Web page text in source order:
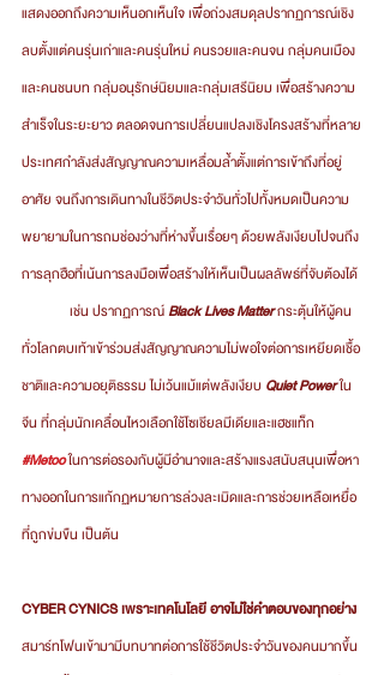
แสดงออกถึงความเห็นอกเห็นใจ เพื่อถ่วงสมดุลปรากฏการณ์เชิง
ลบตั้งแต่คนรุ่นเก่าและคนรุ่นใหม่ คนรวยและคนจน กลุ่มคนเมือง
และคนชนบท กลุ่มอนุรักษ์นิยมและกลุ่มเสรีนิยม เพื่อสร้างความ
สำเร็จในระยะยาว ตลอดจนการเปลี่ยนแปลงเชิงโครงสร้างที่หลาย
ประเทศกำลังส่งสัญญาณความเหลื่อมล้ำตั้งแต่การเข้าถึงที่อยู่
อาศัย จนถึงการเดินทางในชีวิตประจำวันทั่วไปทั้งหมดเป็นความ
พยายามในการถมช่องว่างที่ห่างขึ้นเรื่อยๆ ด้วยพลังเงียบไปจนถึง
การลุกฮือที่เน้นการลงมือเพื่อสร้างให้เห็นเป็นผลลัพธ์ที่จับต้องได้
	เช่น ปรากฏการณ์
Black Lives Matter กระตุ้นให้ผู้คน
ทั่วโลกตบเท้าเข้าร่วมส่งสัญญาณความไม่พอใจต่อการเหยียดเชื้อ
ชาติและความอยุติธรรม ไม่เว้นแม้แต่พลังเงียบ Quiet Power ใน
จีน ที่กลุ่มนักเคลื่อนไหวเลือกใช้โซเชียลมีเดียและแฮชแท็ก
#Metooในการต่อรองกับผู้มีอำนาจและสร้างแรงสนับสนุนเพื่อหา
ทางออกในการแก้กฏหมายการล่วงละเมิดและการช่วยเหลือเหยื่อ
ที่ถูกข่มขืน เป็นต้น
CYBER CYNICS เพราะเทคโนโลยี อาจไม่ใช่คำตอบของทุกอย่าง
สมาร์ทโฟนเข้ามามีบทบาทต่อการใช้ชีวิตประจำวันของคนมากขึ้น